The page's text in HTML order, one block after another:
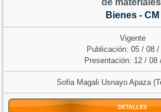
de
Bienes - CM
Vigente
Publicación: 05 / 08 /
Presentación: 12 / 08
Sofia Magali Usnayo Apaza
DETALLES